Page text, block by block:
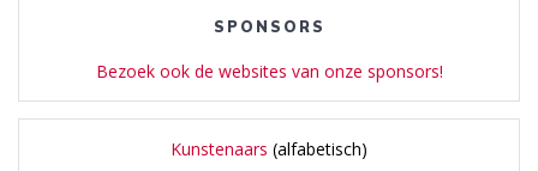
SPONSORS
Bezoek ook de websites van onze sponsors!
Kunstenaars (alfabetisch)